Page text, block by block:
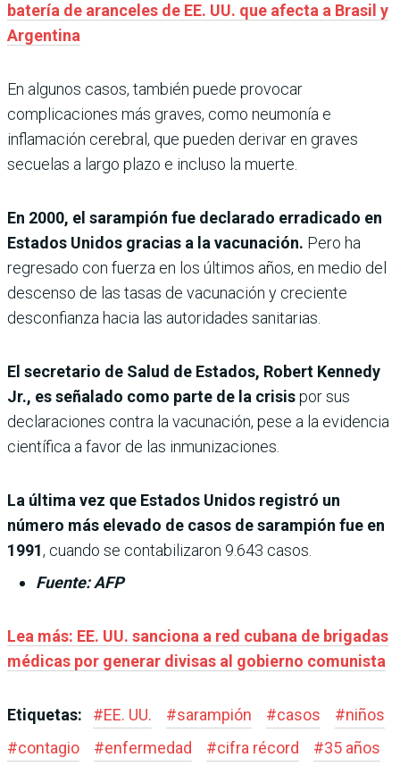
batería de aranceles de EE. UU. que afecta a Brasil y
Argentina
En algunos casos, también puede provocar
complicaciones más graves, como neumonía e
inflamación cerebral, que pueden derivar en graves
secuelas a largo plazo e incluso la muerte.
En 2000, el sarampión fue declarado erradicado en
Estados Unidos gracias a la vacunación. Pero ha
regresado con fuerza en los últimos años, en medio del
descenso de las tasas de vacunación y creciente
desconfianza hacia las autoridades sanitarias.
El secretario de Salud de Estados, Robert Kennedy
Jr., es señalado como parte de la crisispor sus
declaraciones contra la vacunación, pese a la evidencia
científica a favor de las inmunizaciones.
La última vez que Estados Unidos registró un
número más elevado de casos de sarampión fue en
1991, cuando se contabilizaron 9.643 casos.
Fuente: AFP
Lea más: EE. UU. sanciona a red cubana de brigadas
médicas por generar divisas al gobierno comunista
Etiquetas: #EE. UU. #sarampión #casos #niños
#contagio #enfermedad #cifra récord #35 años